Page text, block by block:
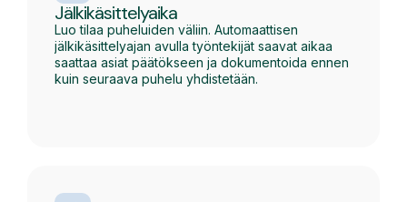
Jälkikäsittelyaika
Luo tilaa puheluiden väliin. Automaattisen
jälkikäsittelyajan avulla työntekijät saavat aikaa
saattaa asiat päätökseen ja dokumentoida ennen
kuin seuraava puhelu yhdistetään.